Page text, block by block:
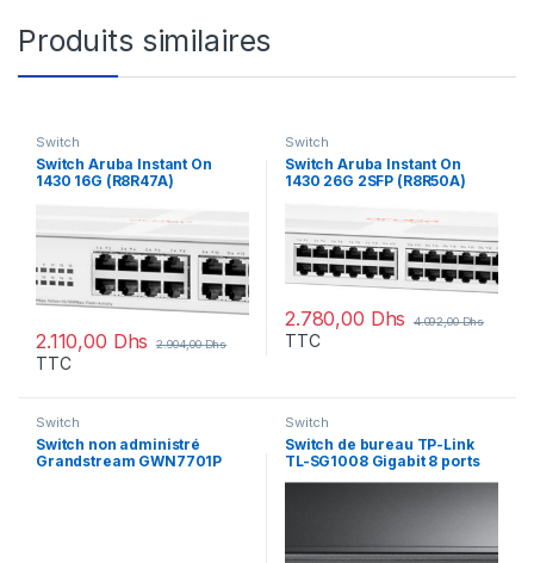
Produits similaires
Switch
Switch Aruba Instant On
1430 16G (R8R47A)
2.110,00 Dhs 2.904,00Dhs
TTC
Switch
Switch Aruba Instant On
1430 26G 2SFP (R8R50A)
2.780,00 Dhs 4.092,00Dhs
TTC
Switch
Switch non administré
Grandstream GWN7701P
Switch
Switch de bureau TP-Link
TL-SG1008 Gigabit 8 ports